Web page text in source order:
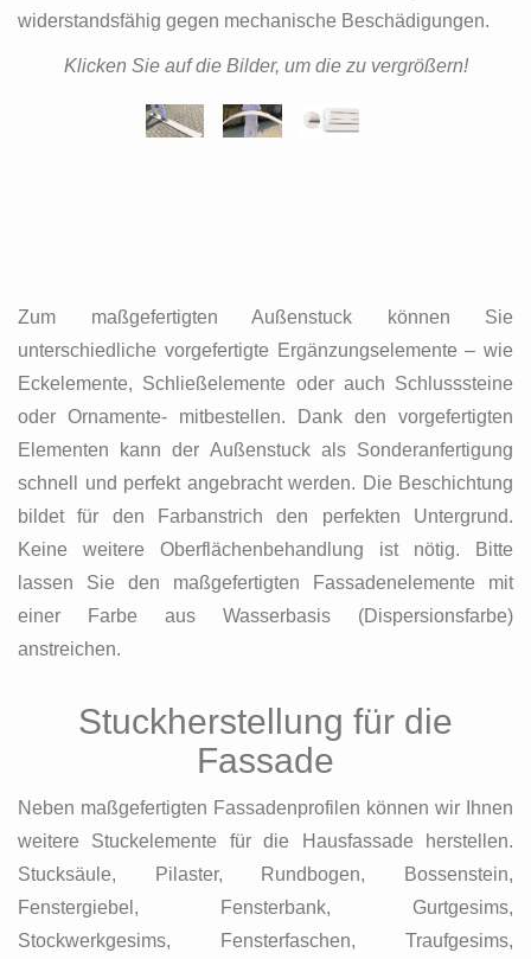
widerstandsfähig gegen mechanische Beschädigungen.
Klicken Sie auf die Bilder, um die zu vergrößern!
Zum maßgefertigten Außenstuck können Sie
unterschiedliche vorgefertigte Ergänzungselemente – wie
Eckelemente, Schließelemente oder auch Schlusssteine
oder Ornamente- mitbestellen. Dank den vorgefertigten
Elementen kann der Außenstuck als Sonderanfertigung
schnell und perfekt angebracht werden. Die Beschichtung
bildet für den Farbanstrich den perfekten Untergrund.
Keine weitere Oberflächenbehandlung ist nötig. Bitte
lassen Sie den maßgefertigten Fassadenelemente mit
einer Farbe aus Wasserbasis (Dispersionsfarbe)
anstreichen.
Stuckherstellung für die
Fassade
Neben maßgefertigten Fassadenprofilen können wir Ihnen
weitere Stuckelemente für die Hausfassade herstellen.
Stucksäule, Pilaster, Rundbogen, Bossenstein,
Fenstergiebel, Fensterbank, Gurtgesims,
Stockwerkgesims, Fensterfaschen, Traufgesims,